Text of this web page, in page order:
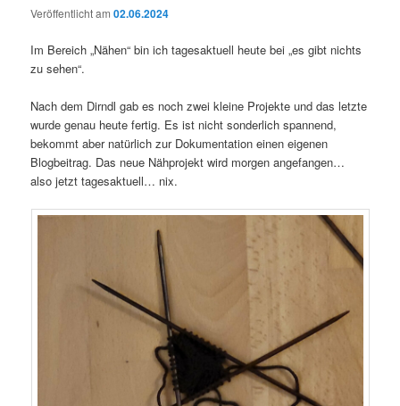
Veröffentlicht am02.06.2024
Im Bereich „Nähen“ bin ich tagesaktuell heute bei „es gibt nichts
zu sehen“.
Nach dem Dirndl gab es noch zwei kleine Projekte und das letzte
wurde genau heute fertig. Es ist nicht sonderlich spannend,
bekommt aber natürlich zur Dokumentation einen eigenen
Blogbeitrag. Das neue Nähprojekt wird morgen angefangen…
also jetzt tagesaktuell… nix.